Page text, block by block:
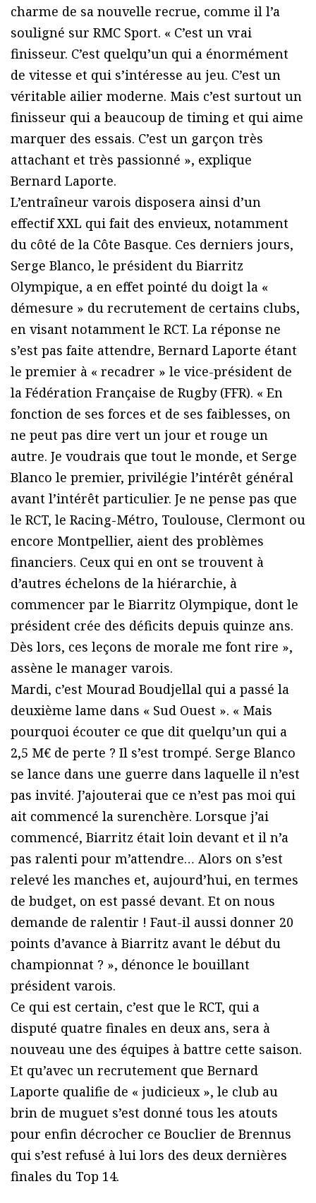
charme de sa nouvelle recrue, comme il l’a
souligné sur RMC Sport. « C’est un vrai
finisseur. C’est quelqu’un qui a énormément
de vitesse et qui s’intéresse au jeu. C’est un
véritable ailier moderne. Mais c’est surtout un
finisseur qui a beaucoup de timing et qui aime
marquer des essais. C’est un garçon très
attachant et très passionné », explique
Bernard Laporte.
L’entraîneur varois disposera ainsi d’un
effectif XXL qui fait des envieux, notamment
du côté de la Côte Basque. Ces derniers jours,
Serge Blanco, le président du Biarritz
Olympique, a en effet pointé du doigt la «
démesure » du recrutement de certains clubs,
en visant notamment le RCT. La réponse ne
s’est pas faite attendre, Bernard Laporte étant
le premier à « recadrer » le vice-président de
la Fédération Française de Rugby (FFR). « En
fonction de ses forces et de ses faiblesses, on
ne peut pas dire vert un jour et rouge un
autre. Je voudrais que tout le monde, et Serge
Blanco le premier, privilégie l’intérêt général
avant l’intérêt particulier. Je ne pense pas que
le RCT, le Racing-Métro, Toulouse, Clermont ou
encore Montpellier, aient des problèmes
financiers. Ceux qui en ont se trouvent à
d’autres échelons de la hiérarchie, à
commencer par le Biarritz Olympique, dont le
président crée des déficits depuis quinze ans.
Dès lors, ces leçons de morale me font rire »,
assène le manager varois.
Mardi, c’est Mourad Boudjellal qui a passé la
deuxième lame dans « Sud Ouest ». « Mais
pourquoi écouter ce que dit quelqu’un qui a
2,5 M€ de perte ? Il s’est trompé. Serge Blanco
se lance dans une guerre dans laquelle il n’est
pas invité. J’ajouterai que ce n’est pas moi qui
ait commencé la surenchère. Lorsque j’ai
commencé, Biarritz était loin devant et il n’a
pas ralenti pour m’attendre… Alors on s’est
relevé les manches et, aujourd’hui, en termes
de budget, on est passé devant. Et on nous
demande de ralentir ! Faut-il aussi donner 20
points d’avance à Biarritz avant le début du
championnat ? », dénonce le bouillant
président varois.
Ce qui est certain, c’est que le RCT, qui a
disputé quatre finales en deux ans, sera à
nouveau une des équipes à battre cette saison.
Et qu’avec un recrutement que Bernard
Laporte qualifie de « judicieux », le club au
brin de muguet s’est donné tous les atouts
pour enfin décrocher ce Bouclier de Brennus
qui s’est refusé à lui lors des deux dernières
finales du Top 14.